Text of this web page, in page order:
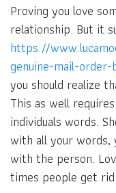
Proving you love
relationship. But it
https://
genuine-mail-
you should realize
This as well
individuals words.
with all your words,
with the person.
times people get